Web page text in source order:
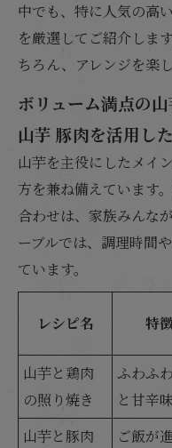
中でも、特に人気の高
を厳選してご紹介しま
ちろん、アレンジを楽
ボリューム満点の
山芋 豚肉を活用し
山芋を主役にしたメイ
方を兼ね備えています
合わせは、家族みんな
ーブルでは、調理時間
ています。
レシピ名 特
山芋と鶏肉
の照り焼き
ふわふ
と甘辛味
山芋と豚肉
ご飯が